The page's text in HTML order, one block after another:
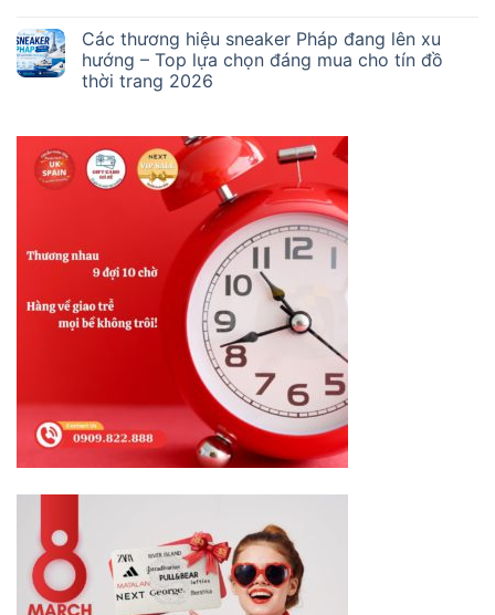
Các thương hiệu sneaker Pháp đang lên xu
hướng – Top lựa chọn đáng mua cho tín đồ
thời trang 2026